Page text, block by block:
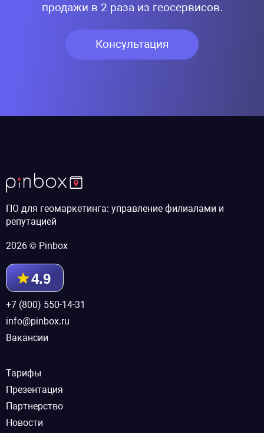
продажи в 2 раза из геосервисов.
Консультация
ПО для геомаркетинга: управление филиалами и
репутацией
2026 © Pinbox
4.9
+7 (800) 550-14-31
info@pinbox.ru
Вакансии
Тарифы
Презентация
Партнерство
Новости